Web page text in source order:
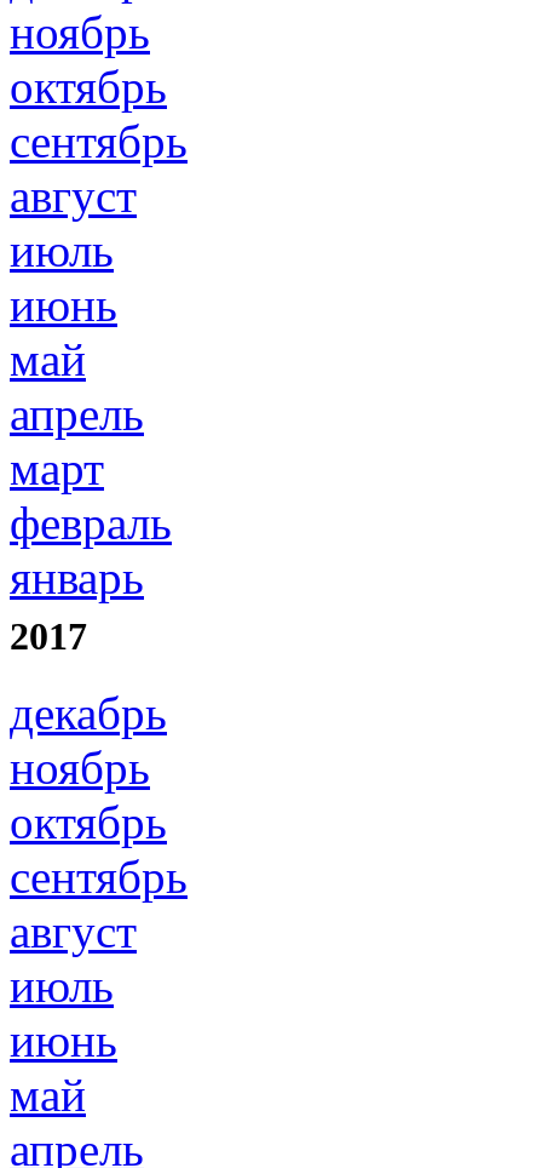
ноябрь
октябрь
сентябрь
август
июль
июнь
май
апрель
март
февраль
январь
2017
декабрь
ноябрь
октябрь
сентябрь
август
июль
июнь
май
апрель